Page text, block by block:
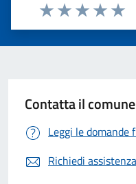
Valuta 4
Valuta 3
Valuta 2 stelle
Valuta 1 stelle su 5
Contatta il comune
Leggi le domande
Richiedi assistenza